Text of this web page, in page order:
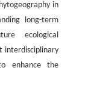
in
long-term
ecological
interdisciplinary
enhance the